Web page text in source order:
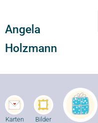
Angela
Holzmann
Karten
Bilder